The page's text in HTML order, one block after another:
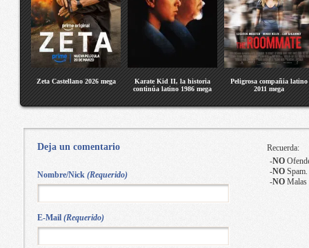
Zeta Castellano 2026 mega
Karate Kid II, la historia
continúa latino 1986 mega
Peligrosa compañia latino
2011 mega
Deja un comentario
Recuerda:
-NO
-NOSpam.
-NOMalas
Nombre/Nick (Requerido)
E-Mail (Requerido)